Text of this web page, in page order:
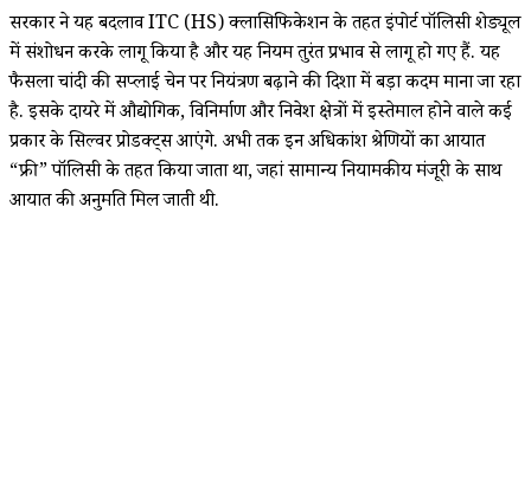
सरकार ने यह बदलाव ITC (HS) क्लासिफिकेशन के तहत इंपोर्ट पॉलिसी शेड्यूल
में संशोधन करके लागू किया है और यह नियम तुरंत प्रभाव से लागू हो गए हैं. यह
फैसला चांदी की सप्लाई चेन पर नियंत्रण बढ़ाने की दिशा में बड़ा कदम माना जा रहा
है. इसके दायरे में औद्योगिक, विनिर्माण और निवेश क्षेत्रों में इस्तेमाल होने वाले कई
प्रकार के सिल्वर प्रोडक्ट्स आएंगे. अभी तक इन अधिकांश श्रेणियों का आयात
“फ्री” पॉलिसी के तहत किया जाता था, जहां सामान्य नियामकीय मंजूरी के साथ
आयात की अनुमति मिल जाती थी.